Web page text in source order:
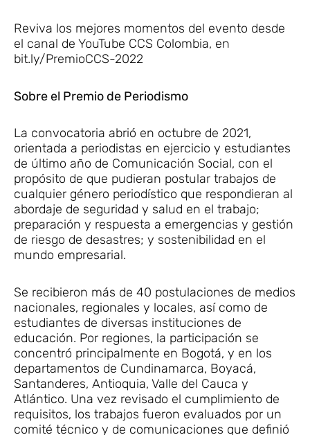
Reviva los mejores momentos del evento desde
el canal de YouTube CCS Colombia, en
bit.ly/PremioCCS-2022
Sobre el Premio de Periodismo
La convocatoria abrió en octubre de 2021,
orientada a periodistas en ejercicio y estudiantes
de último año de Comunicación Social, con el
propósito de que pudieran postular trabajos de
cualquier género periodístico que respondieran al
abordaje de seguridad y salud en el trabajo;
preparación y respuesta a emergencias y gestión
de riesgo de desastres; y sostenibilidad en el
mundo empresarial.
Se recibieron más de 40 postulaciones de medios
nacionales, regionales y locales, así como de
estudiantes de diversas instituciones de
educación. Por regiones, la participación se
concentró principalmente en Bogotá, y en los
departamentos de Cundinamarca, Boyacá,
Santanderes, Antioquia, Valle del Cauca y
Atlántico. Una vez revisado el cumplimiento de
requisitos, los trabajos fueron evaluados por un
comité técnico y de comunicaciones que definió